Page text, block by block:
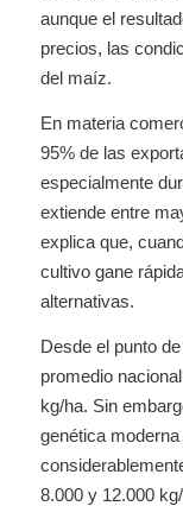
aunque el
precios, las
del maíz.
En materia
95% de las
especialmente
extiende entre
explica que,
cultivo gane
alternativas.
Desde el punto
promedio
kg/ha. Sin
genética
8.000 y 12.000